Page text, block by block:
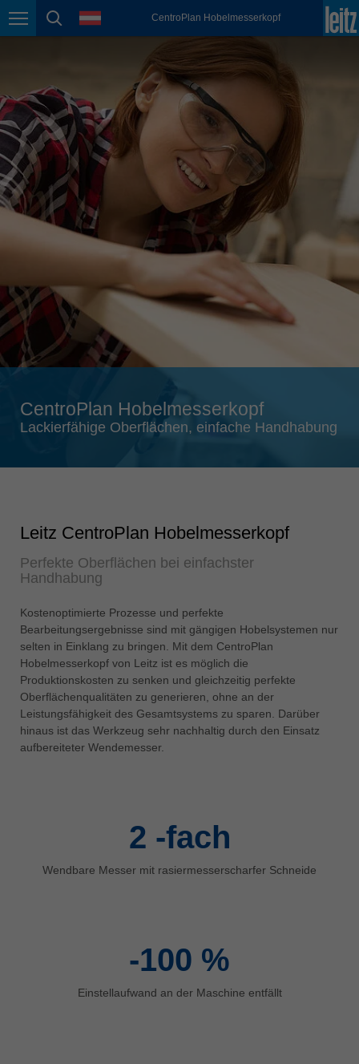
Seitennavigation
Seitensuche
Sprache CentroPlan Hobelmesserkopf
México
Nederland
nederlands
Österreich
deutsch
Polska
Portugal
português
România
Română
deutsch
Slovenija
Suomi
english
Türkiye
USA
english
Việt Nam
tiếng việt
中国
ประเทศไทย
CentroPlan Hobelmesserkopf
Lackierfähige Oberflächen, einfache Handhabung
Leitz CentroPlan Hobelmesserkopf
Perfekte Oberflächen bei einfachster
Handhabung
Kostenoptimierte Prozesse und perfekte
Bearbeitungsergebnisse sind mit gängigen Hobelsystemen nur
selten in Einklang zu bringen. Mit dem CentroPlan
Hobelmesserkopf von Leitz ist es möglich die
Produktionskosten zu senken und gleichzeitig perfekte
Oberflächenqualitäten zu generieren, ohne an der
Leistungsfähigkeit des Gesamtsystems zu sparen. Darüber
hinaus ist das Werkzeug sehr nachhaltig durch den Einsatz
aufbereiteter Wendemesser.
2 -fach
Wendbare Messer mit rasiermesserscharfer Schneide
-100 %
Einstellaufwand an der Maschine entfällt